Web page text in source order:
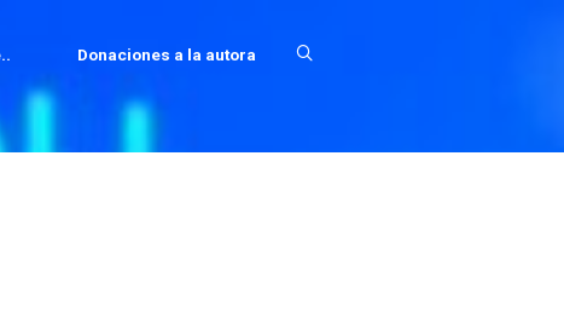
Donaciones a la autora